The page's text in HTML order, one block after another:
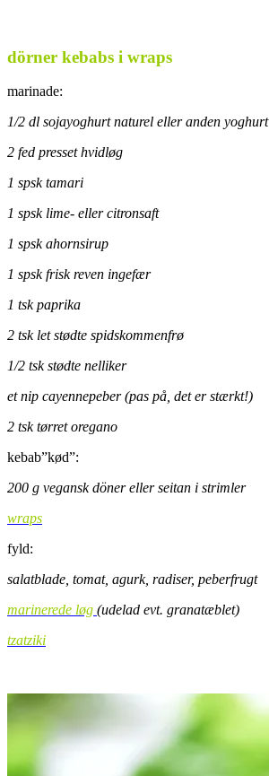
dörner kebabs i wraps
marinade:
1/2 dl sojayoghurt naturel eller anden yoghurt
2 fed presset hvidløg
1 spsk tamari
1 spsk lime- eller citronsaft
1 spsk ahornsirup
1 spsk frisk reven ingefær
1 tsk paprika
2 tsk let stødte spidskommenfrø
1/2 tsk stødte nelliker
et nip cayennepeber (pas på, det er stærkt!)
2 tsk tørret oregano
kebab”kød”:
200 g vegansk döner eller seitan i strimler
wraps
fyld:
salatblade, tomat, agurk, radiser, peberfrugt
marinerede løg (udelad evt. granatæblet)
tzatziki